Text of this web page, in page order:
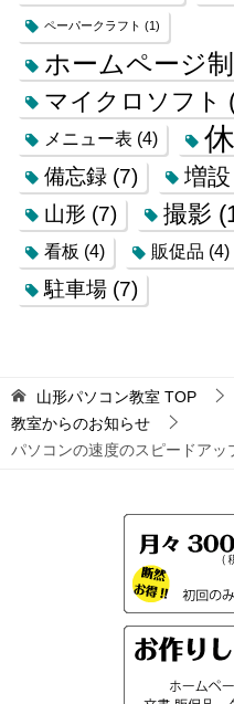
ペーパークラフト (1)
ホームページ
マイクロソフト
メニュー表 (4)
備忘録 (7) 増設
山形 (7) 撮影
看板 (4) 販促品 (4)
駐車場 (7)
山形パソコン教室 TOP
教室からのお知らせ
パソコンの速度のスピードアッ